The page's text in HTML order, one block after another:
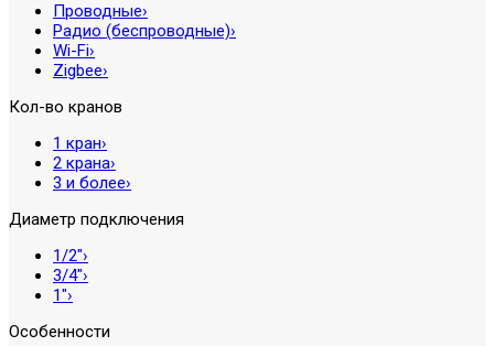
Проводные›
Радио (беспроводные)›
Wi-Fi›
Zigbee›
Кол-во кранов
1 кран›
2 крана›
3 и более›
Диаметр подключения
1/2″›
3/4″›
1″›
Особенности